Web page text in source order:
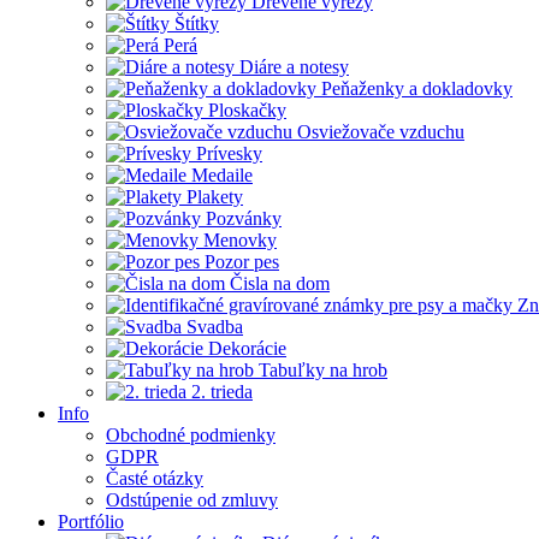
Štítky
Perá
Diáre a notesy
Peňaženky a dokladovky
Ploskačky
Osviežovače vzduchu
Prívesky
Medaile
Plakety
Pozvánky
Menovky
Pozor pes
Čisla na dom
Svadba
Dekorácie
Tabuľky na hrob
2. trieda
Info
Obchodné podmienky
GDPR
Časté otázky
Odstúpenie od zmluvy
Portfólio